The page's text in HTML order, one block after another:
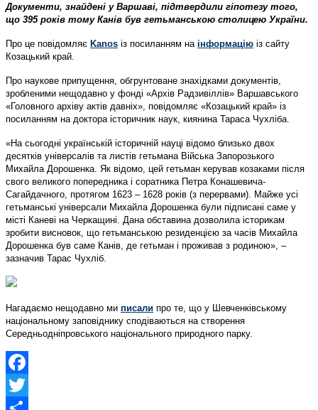
Документи, знайдені у Варшаві, підтвердили гіпотезу того,
що 395 років тому Канів був гетьманською столицею України.
Про це повідомляє Kanos із посиланням на інформацію із сайту
Козацький край.
Про наукове припущення, обгрунтоване знахідками документів,
зробленими нещодавно у фонді «Архів Радзивіллів» Варшавського
«Головного архіву актів давніх», повідомляє «Козацький край» із
посиланням на доктора історичник наук, киянина Тараса Чухліба.
«На сьогодні українській історичній науці відомо близько двох
десятків універсалів та листів гетьмана Війська Запорозького
Михайла Дорошенка. Як відомо, цей гетьман керував козаками після
свого великого попередника і соратника Петра Конашевича-
Сагайдачного, протягом 1623 – 1628 років (з перервами). Майже усі
гетьманські універсали Михайла Дорошенка були підписані саме у
місті Каневі на Черкащині. Дана обставина дозволила історикам
зробити висновок, що гетьманською резиденцією за часів Михайла
Дорошенка був саме Канів, де гетьман і проживав з родиною», –
зазначив Тарас Чухліб.
Нагадаємо нещодавно ми писали про те, що у Шевченківському
національному заповіднику сподіваються на створення
Середньодніпровського національного природного парку.
Facebook
Twitter